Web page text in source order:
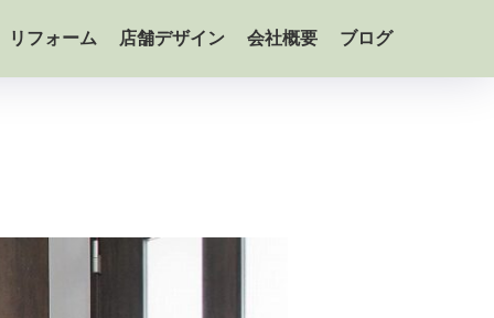
リフォーム 店舗デザイン 会社概要 ブログ